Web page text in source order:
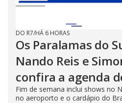
DO R7/HÁ 6 HORAS
Os Paralamas do
Nando Reis e
confira a agenda
Fim de semana inclui shows no
no aeroporto e o cardápio do